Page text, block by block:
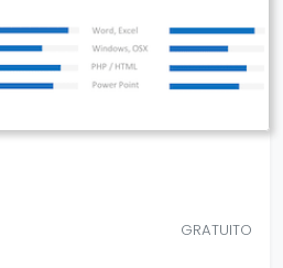
GRATUITO